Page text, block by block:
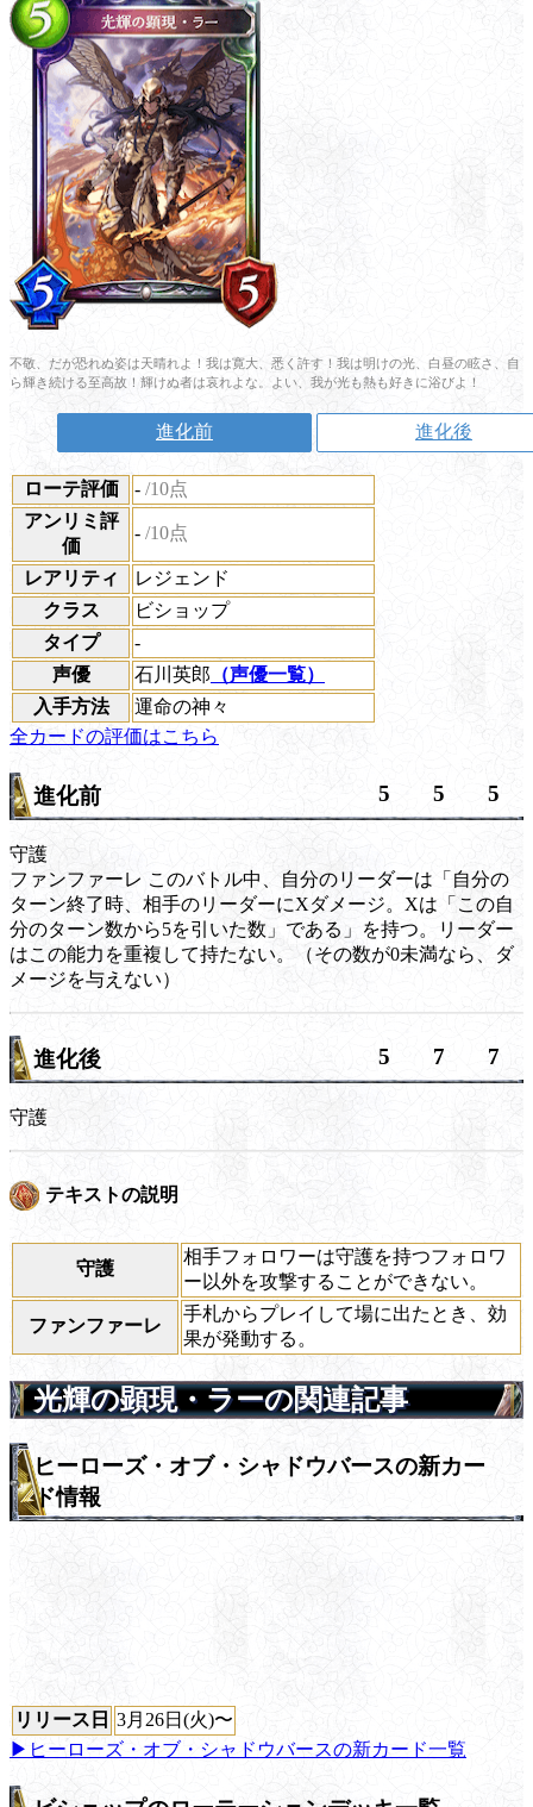
不敬、だが恐れぬ姿は天晴れよ！我は寛大、悉く許す！我は明けの光、白昼の眩さ、自
ら輝き続ける至高故！輝けぬ者は哀れよな。よい、我が光も熱も好きに浴びよ！
進化前 進化後
ローテ評価 - /10点
アンリミ評
価
- /10点
レアリティ
レジェンド
クラス
ビショップ
タイプ
-
声優
石川英郎 （声優一覧）
入手方法
運命の神々
全カードの評価はこちら
進化前 5 5 5
守護
ファンファーレ このバトル中、自分のリーダーは「自分の
ターン終了時、相手のリーダーにXダメージ。Xは「この自
分のターン数から5を引いた数」である」を持つ。リーダー
はこの能力を重複して持たない。（その数が0未満なら、ダ
メージを与えない）
進化後 5 7 7
守護
テキストの説明
守護
相手フォロワーは守護を持つフォロワ
ー以外を攻撃することができない。
ファンファーレ
手札からプレイして場に出たとき、効
果が発動する。
光輝の顕現・ラーの関連記事
ヒーローズ・オブ・シャドウバースの新カー
ド情報
リリース日 3月26日(火)〜
▶ヒーローズ・オブ・シャドウバースの新カード一覧